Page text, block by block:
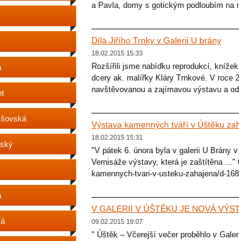
a Pavla, domy s gotickým podloubím
Díla Jiřího Trnky v Galerii U brány
18.02.2015 15:33
Rozšířili jsme nabídku reprodukcí,
dcery ak. malířky Kláry Trnkové. V roce
navštěvovanou a zajímavou výstavu a
Výstava kamenných tváří v Úštěku
18.02.2015 15:31
"V pátek 6. února byla v galerii U Brány
Vernisáže výstavy, která je zaštítěna
kamennych-tvari-v-usteku-zahajena/d-
V GALERII V ÚŠTĚKU JE NOVÁ
09.02.2015 19:07
" Úštěk – Včerejší večer proběhlo v